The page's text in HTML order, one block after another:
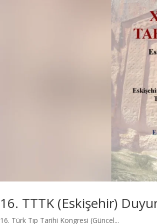
16. TTTK (Eskişehir)
16. Türk Tıp Tarihi Kongresi (Güncel...